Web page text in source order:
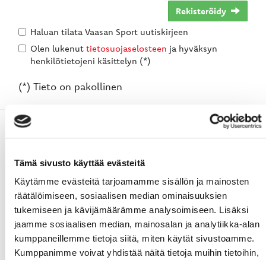
Tämä sivusto käyttää evästeitä
Käytämme evästeitä tarjoamamme sisällön ja mainosten
räätälöimiseen, sosiaalisen median ominaisuuksien
tukemiseen ja kävijämäärämme analysoimiseen. Lisäksi
jaamme sosiaalisen median, mainosalan ja analytiikka-alan
kumppaneillemme tietoja siitä, miten käytät sivustoamme.
Kumppanimme voivat yhdistää näitä tietoja muihin tietoihin,
Rekisteröidy
Haluan tilata Vaasan Sport uutiskirjeen
Olen lukenut tietosuojaselosteen ja hyväksyn
henkilötietojeni käsittelyn (*)
(*) Tieto on pakollinen